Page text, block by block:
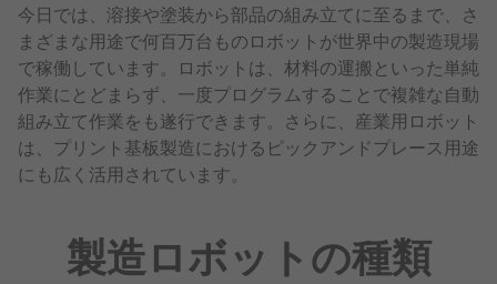
今日では、溶接や塗装から部品の組み立てに至るまで、さ
まざまな用途で何百万台ものロボットが世界中の製造現場
で稼働しています。ロボットは、材料の運搬といった単純
作業にとどまらず、一度プログラムすることで複雑な自動
組み立て作業をも遂行できます。さらに、産業用ロボット
は、プリント基板製造におけるピックアンドプレース用途
にも広く活用されています。
製造ロボットの種類